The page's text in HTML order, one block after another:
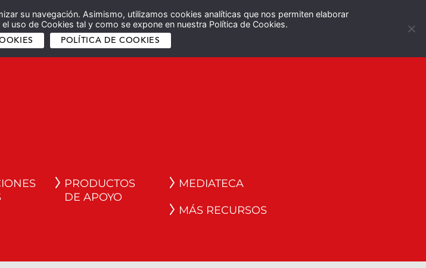
su navegación. Asimismo, utilizamos cookies analíticas que nos permiten elaborar
uso de Cookies tal y como se expone en nuestra Política de Cookies.
POLÍTICA DE COOKIES
Español English
PRODUCTOS
DE APOYO
MEDIATECA
MÁS RECURSOS